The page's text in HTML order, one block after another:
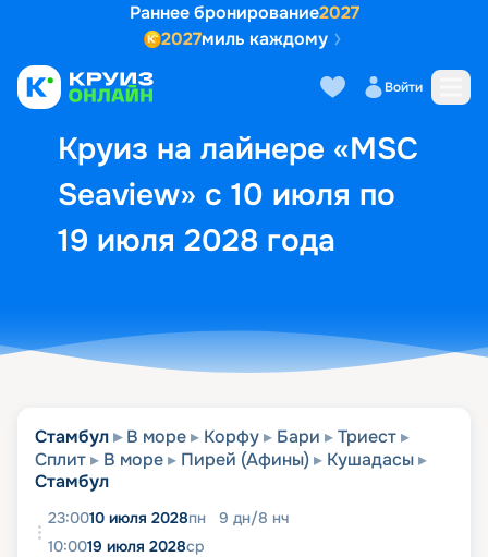
Раннее бронирование2027
2027миль каждому
Войти
Круиз на лайнере «MSC
Seaview» с 10 июля по
19 июля 2028 года
Выбор кают Маршрут и
Стамбул В море Корфу Бари
Триест
Сплит
В море Пирей (Афины)
Кушадасы
Стамбул
23:0010 июля 2028пн 9 дн/8 нч
10:0019 июля 2028ср